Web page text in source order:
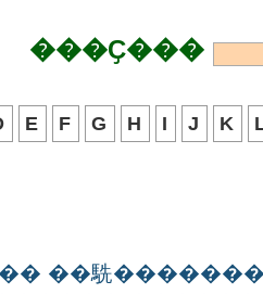
���Ҫ���
E F G H I J K
��駪